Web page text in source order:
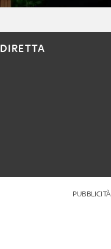
DIRETTA
PUBBLICITÀ